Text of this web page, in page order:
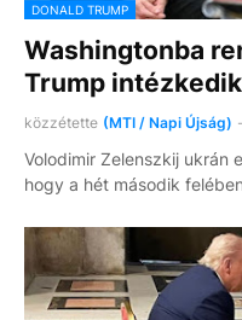
DONALD TRUMP
Washingtonba
Trump intézkedik
közzétette (MTI / Napi Újság) -
Volodimir Zelenszkij ukrán
hogy a hét második